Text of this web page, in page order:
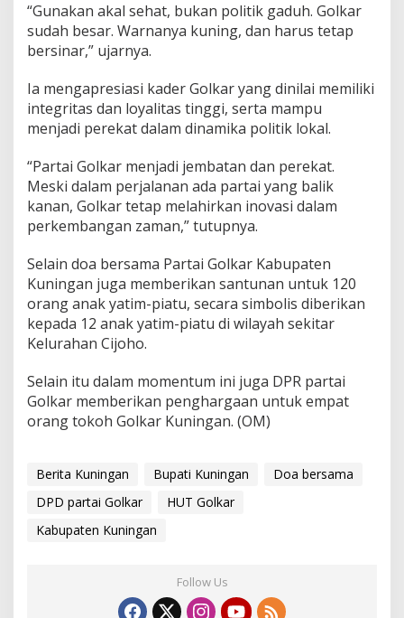
“Gunakan akal sehat, bukan politik gaduh. Golkar
sudah besar. Warnanya kuning, dan harus tetap
bersinar,” ujarnya.
Ia mengapresiasi kader Golkar yang dinilai memiliki
integritas dan loyalitas tinggi, serta mampu
menjadi perekat dalam dinamika politik lokal.
“Partai Golkar menjadi jembatan dan perekat.
Meski dalam perjalanan ada partai yang balik
kanan, Golkar tetap melahirkan inovasi dalam
perkembangan zaman,” tutupnya.
Selain doa bersama Partai Golkar Kabupaten
Kuningan juga memberikan santunan untuk 120
orang anak yatim-piatu, secara simbolis diberikan
kepada 12 anak yatim-piatu di wilayah sekitar
Kelurahan Cijoho.
Selain itu dalam momentum ini juga DPR partai
Golkar memberikan penghargaan untuk empat
orang tokoh Golkar Kuningan. (OM)
Berita Kuningan Bupati Kuningan
Doa bersama
DPD partai Golkar
HUT Golkar
Kabupaten Kuningan
Follow Us